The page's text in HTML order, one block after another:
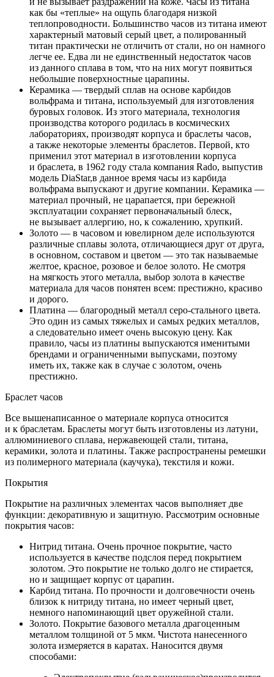
как бы «теплые» на ощупь благодаря низкой
теплопроводности. Большинство часов из титана имеют
характерный матовый серый цвет, а полированный
титан практически не отличить от стали, но он намного
легче ее. Едва ли не единственный недостаток часов
из данного сплава в том, что на них могут появиться
небольшие поверхностные царапины.
Керамика — твердый сплав на основе карбидов
вольфрама и титана, используемый для изготовления
буровых головок. Из этого материала, технология
производства которого родилась в космических
лабораториях, производят корпуса и браслеты часов,
а также некоторые элементы браслетов. Первой, кто
применил этот материал в изготовлении корпуса
и браслета, в 1962 году стала компания Rado, выпустив
модель DiaStar,в данное время часы из карбида
вольфрама выпускают и другие компании. Керамика —
материал прочный, не царапается, при бережной
эксплуатации сохраняет первоначальный блеск,
не вызывает аллергию, но, к сожалению, хрупкий.
Золото — в часовом и ювелирном деле используются
различные сплавы золота, отличающиеся друг от друга,
в основном, составом и цветом — это так называемые
желтое, красное, розовое и белое золото. Не смотря
на мягкость этого металла, выбор золота в качестве
материала для часов понятен всем: престижно, красиво
и дорого.
Платина — благородный металл серо-стального цвета.
Это один из самых тяжелых и самых редких металлов,
а следовательно имеет очень высокую цену. Как
правило, часы из платины выпускаются именитыми
брендами и ограниченными выпусками, поэтому
иметь их, также как в случае с золотом, очень
престижно.
Браслет часов
Все вышенаписанное о материале корпуса относится
и к браслетам. Браслеты могут быть изготовлены из латуни,
аллюминиевого сплава, нержавеющей стали, титана,
керамики, золота и платины. Также распространены ремешки
из полимерного материала (каучука), текстиля и кожи.
Покрытия
Покрытие на различных элементах часов выполняет две
функции: декоративную и защитную. Рассмотрим основные
покрытия часов:
Нитрид титана. Очень прочное покрытие, часто
используется в качестве подслоя перед покрытием
золотом. Это покрытие не только долго не стирается,
но и защищает корпус от царапин.
Карбид титана. По прочности и долговечности очень
близок к нитриду титана, но имеет черный цвет,
немного напоминающий цвет оружейной стали.
Золото. Покрытие базового металла драгоценным
металлом толщиной от 5 мкм. Чистота нанесенного
золота измеряется в каратах. Наносится двумя
способами: